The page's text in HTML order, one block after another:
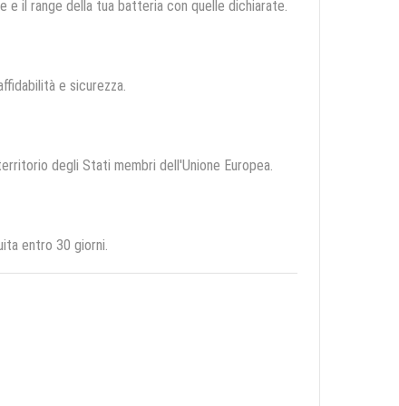
il range della tua batteria con quelle dichiarate.
e sicurezza.
degli Stati membri dell'Unione Europea.
entro 30 giorni.